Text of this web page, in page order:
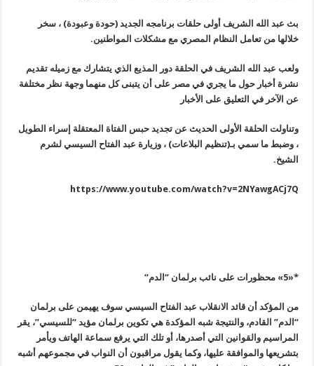
بث عبد الله الشريف أولى حلقات برنامجه الجديد (حودة وعبودة) ، سخر
خلالها من تعامل النظام المصري مع مشكلات المواطنين.
ولعب عبد الله الشريف في الحلقة دور المذيع الذي يتشارك مع زميله تقديم
نشرة أخبار حول ما يجري في مصر على أن يتبنى كل منهما وجهة نظر مختلفة
عن الآخر في التعليق على الأخبار
وتناولت الحلقة الأولى الحديث عن تجديد حبس الفتاة المعتقلة إسراء الطويل
، وضبط ما سمي بـ(تنظيم البلاعات) ، وزيارة عبد الفتاح السيسي لشرم
الشيخ.
https://www.youtube.com/watch?v=2NYawgACj7Q
*
«5» محظورات على نائب برلمان “الدم“
من المؤكد أن قائد الانقلاب عبد الفتاح السيسي سوف يهيمن على برلمان
“الدم” القادم، والنتيجة شبه المؤكدة هي تكوين برلمان مؤيد “للسيسي”، يقر
المراسيم والقوانين التي أصدرها، أو تلك التي يرفع سماعة الهاتف ويأمر
بتشريعها والموافقة عليها، وكما يقول مراقبون أن النواب في مجموعهم أشبه